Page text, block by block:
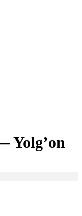
Yolg’on